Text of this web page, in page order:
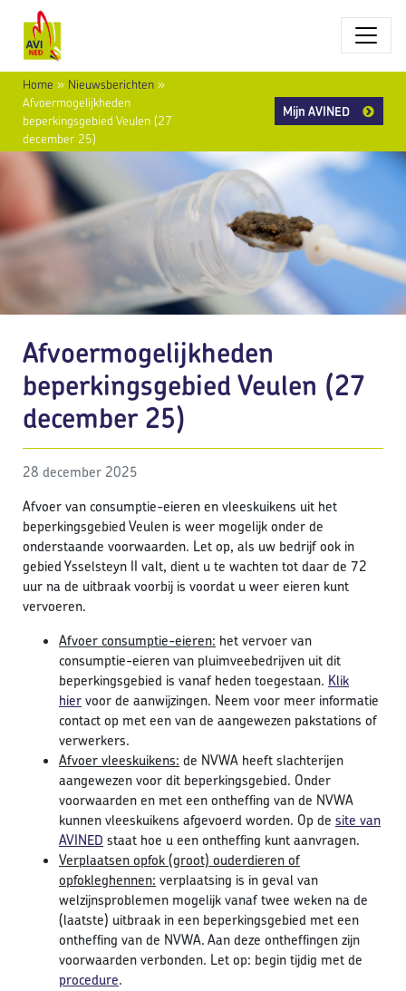
Home » Nieuwsberichten »
Afvoermogelijkheden
beperkingsgebied Veulen (27
december 25)
Mijn AVINED
Afvoermogelijkheden
beperkingsgebied Veulen (27
december 25)
28 december 2025
Afvoer van consumptie-eieren en vleeskuikens uit het
beperkingsgebied Veulen is weer mogelijk onder de
onderstaande voorwaarden. Let op, als uw bedrijf ook in
gebied Ysselsteyn II valt, dient u te wachten tot daar de 72
uur na de uitbraak voorbij is voordat u weer eieren kunt
vervoeren.
Afvoer consumptie-eieren: het vervoer van
consumptie-eieren van pluimveebedrijven uit dit
beperkingsgebied is vanaf heden toegestaan. Klik
hiervoor de aanwijzingen. Neem voor meer informatie
contact op met een van de aangewezen pakstations of
verwerkers.
Afvoer vleeskuikens: de NVWA heeft slachterijen
aangewezen voor dit beperkingsgebied. Onder
voorwaarden en met een ontheffing van de NVWA
kunnen vleeskuikens afgevoerd worden. Op de site van
AVINED staat hoe u een ontheffing kunt aanvragen.
Verplaatsen opfok (groot) ouderdieren of
opfokleghennen: verplaatsing is in geval van
welzijnsproblemen mogelijk vanaf twee weken na de
(laatste) uitbraak in een beperkingsgebied met een
ontheffing van de NVWA. Aan deze ontheffingen zijn
voorwaarden verbonden. Let op: begin tijdig met de
procedure.